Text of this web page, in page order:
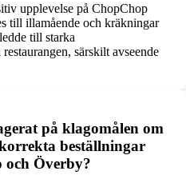
upplevelse på ChopChop
till illamående och kräkningar
till starka
särskilt avseende
på klagomålen om
beställningar
Överby?